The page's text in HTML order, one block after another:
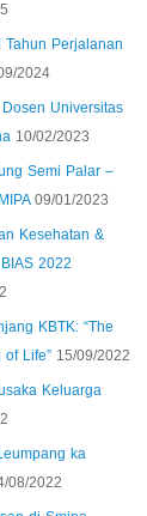
Tahun Perjalanan
2024
Universitas
10/02/2023
Semi Palar –
09/01/2023
Kesehatan &
2022
KBTK: “The
of Life” 15/09/2022
Keluarga
ka
08/2022